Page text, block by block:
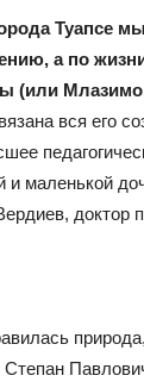
Туапсе
а по
(или
вся его
и маленькой
доктор